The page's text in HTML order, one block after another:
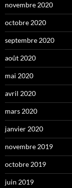
novembre 2020
octobre 2020
septembre 2020
août 2020
mai 2020
avril 2020
mars 2020
janvier 2020
novembre 2019
octobre 2019
juin 2019